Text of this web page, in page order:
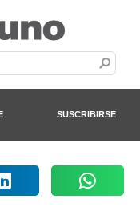
SUSCRIBIRSE